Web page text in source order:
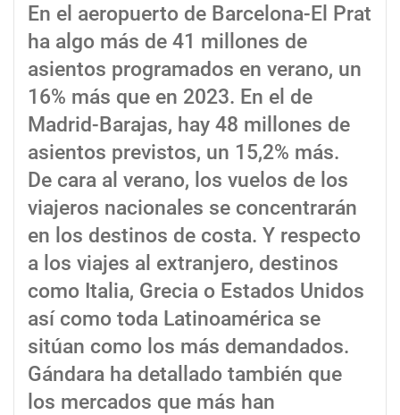
En el aeropuerto de Barcelona-El Prat
ha algo más de 41 millones de
asientos programados en verano, un
16% más que en 2023. En el de
Madrid-Barajas, hay 48 millones de
asientos previstos, un 15,2% más.
De cara al verano, los vuelos de los
viajeros nacionales se concentrarán
en los destinos de costa. Y respecto
a los viajes al extranjero, destinos
como Italia, Grecia o Estados Unidos
así como toda Latinoamérica se
sitúan como los más demandados.
Gándara ha detallado también que
los mercados que más han